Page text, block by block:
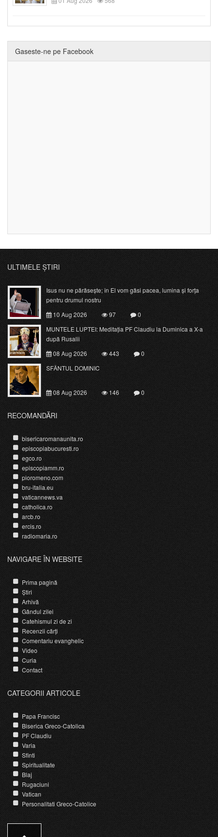
Gaseste-ne pe Facebook
ULTIMELE ȘTIRI
Isus nu ne părăsește; în El vom găsi pacea, lumina și forța
pentru drumul nostru
10 Aug 2026
97
0
MUNTELE LUPTEI: Meditația PF Claudiu la Duminica a X-a
după Rusalii
08 Aug 2026
443
0
SFÂNTUL DOMINIC
08 Aug 2026 146 0
RECOMANDĂRI
bisericaromanaunita.ro
episcopiabucuresti.ro
egco.ro
episcopiamm.ro
pioromeno.com
bru-italia.eu
vaticannews.va
catholica.ro
arcb.ro
ercis.ro
radiomaria.ro
NAVIGARE ÎN WEBSITE
Prima pagină
Știri
Arhivă
Gândul zilei
Catehismul zi de zi
Recenzii cărți
Comentariu evanghelic
Video
Curia
Contact
CATEGORII ARTICOLE
Papa Francisc
Biserica Greco-Catolica
PF Claudiu
Varia
Sfinti
Spiritualitate
Blaj
Rugaciuni
Vatican
Personalitati Greco-Catolice